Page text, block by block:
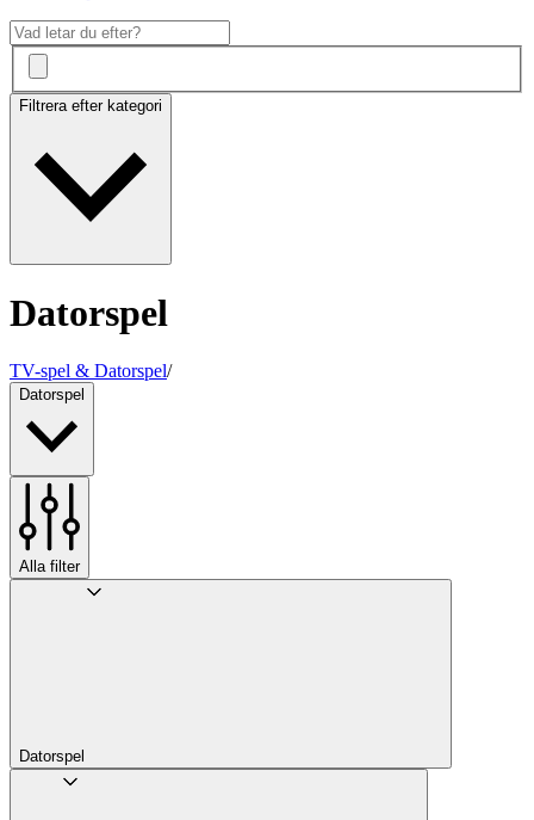
Filtrera efter kategori
Datorspel
TV-spel & Datorspel/
Datorspel
Alla filter
Datorspel